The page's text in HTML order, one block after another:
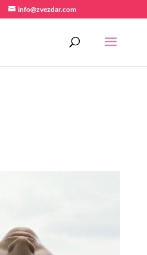
info@zvezdar.com